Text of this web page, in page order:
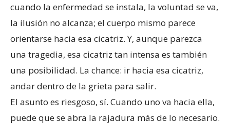
cuando la enfermedad se instala, la voluntad se va,
la ilusión no alcanza; el cuerpo mismo parece
orientarse hacia esa cicatriz. Y, aunque parezca
una tragedia, esa cicatriz tan intensa es también
una posibilidad. La chance: ir hacia esa cicatriz,
andar dentro de la grieta para salir.
El asunto es riesgoso, sí. Cuando uno va hacia ella,
puede que se abra la rajadura más de lo necesario.